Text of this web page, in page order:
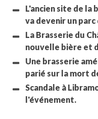
L'ancien site de la
va devenir un parc
La Brasserie du
nouvelle bière et
Une brasserie
parié sur la mort
Scandale à
l'événement.